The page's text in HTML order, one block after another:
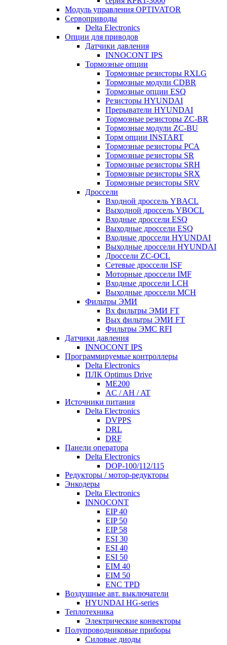
Модуль управления OPTIVATOR
Сервоприводы
Delta Electronics
Опции для приводов
Датчики давления
INNOCONT IPS
Тормозные опции
Тормозные резисторы RXLG
Тормозные модули CDBR
Тормозные опции ESQ
Резисторы HYUNDAI
Прерыватели HYUNDAI
Тормозные резисторы ZC-BR
Тормозные модули ZC-BU
Торм опции INSTART
Тормозные резисторы РСА
Тормозные резисторы SR
Тормозные резисторы SRH
Тормозные резисторы SRX
Тормозные резисторы SRV
Дроссели
Входной дроссель YBACL
Выходной дроссель YBOCL
Входные дроссели ESQ
Выходные дроссели ESQ
Входные дроссели HYUNDAI
Выходные дроссели HYUNDAI
Дроссели ZC-OCL
Сетевые дроссели ISF
Моторные дроссели IMF
Входные дроссели LCH
Выходные дроссели MCH
Фильтры ЭМИ
Вх фильтры ЭМИ FT
Вых фильтры ЭМИ FT
Фильтры ЭМС RFI
Датчики давления
INNOCONT IPS
Программируемые контроллеры
Delta Electronics
ПЛК Optimus Drive
ME200
AC / AH / AT
Источники питания
Delta Electronics
DVPPS
DRL
DRF
Панели оператора
Delta Electronics
DOP-100/112/115
Редукторы / мотор-редукторы
Энкодеры
Delta Electronics
INNOCONT
EIP 40
EIP 50
EIP 58
ESI 30
ESI 40
ESI 50
EIM 40
EIM 50
ENC TPD
Воздушные авт. выключатели
HYUNDAI HG-series
Теплотехника
Электрические конвекторы
Полупроводниковые приборы
Силовые диоды